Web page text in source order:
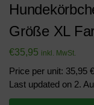
Größe XL
€35,95 inkl. MwSt.
Price per unit: 35,95
Last updated on 2.